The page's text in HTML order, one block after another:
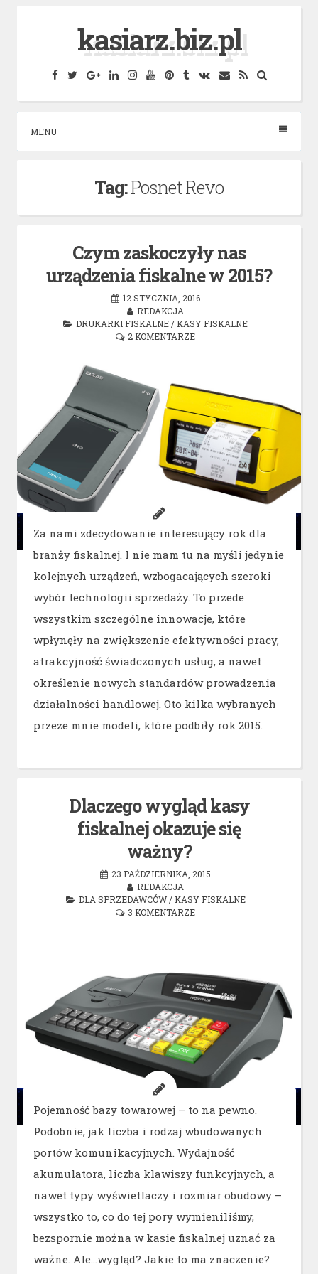
kasiarz.biz.pl
Facebook
TwitterGoogleLinkedinInstagram
YouTubePinterest
Tumblr
VK EmailRSS
MENU
Tag:Posnet Revo
Czym zaskoczyły nas
urządzenia fiskalne w 2015?
12 STYCZNIA, 2016
REDAKCJA
DRUKARKI FISKALNE / KASY FISKALNE
2 KOMENTARZE
Za nami zdecydowanie interesujący rok dla
branży fiskalnej. I nie mam tu na myśli jedynie
kolejnych urządzeń, wzbogacających szeroki
wybór technologii sprzedaży. To przede
wszystkim szczególne innowacje, które
wpłynęły na zwiększenie efektywności pracy,
atrakcyjność świadczonych usług, a nawet
określenie nowych standardów prowadzenia
działalności handlowej. Oto kilka wybranych
przeze mnie modeli, które podbiły rok 2015.
Dlaczego wygląd kasy
fiskalnej okazuje się
ważny?
23 PAŹDZIERNIKA, 2015
REDAKCJA
DLA SPRZEDAWCÓW/ KASY FISKALNE
3 KOMENTARZE
Pojemność bazy towarowej – to na pewno.
Podobnie, jak liczba i rodzaj wbudowanych
portów komunikacyjnych. Wydajność
akumulatora, liczba klawiszy funkcyjnych, a
nawet typy wyświetlaczy i rozmiar obudowy –
wszystko to, co do tej pory wymieniliśmy,
bezspornie można w kasie fiskalnej uznać za
ważne. Ale…wygląd? Jakie to ma znaczenie?